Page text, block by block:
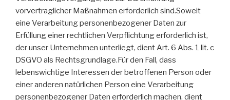
vorvertraglicher Maßnahmen erforderlich sind.Soweit
eine Verarbeitung personenbezogener Daten zur
Erfüllung einer rechtlichen Verpflichtung erforderlich ist,
der unser Unternehmen unterliegt, dient Art. 6 Abs. 1 lit. c
DSGVO als Rechtsgrundlage.Für den Fall, dass
lebenswichtige Interessen der betroffenen Person oder
einer anderen natürlichen Person eine Verarbeitung
personenbezogener Daten erforderlich machen, dient